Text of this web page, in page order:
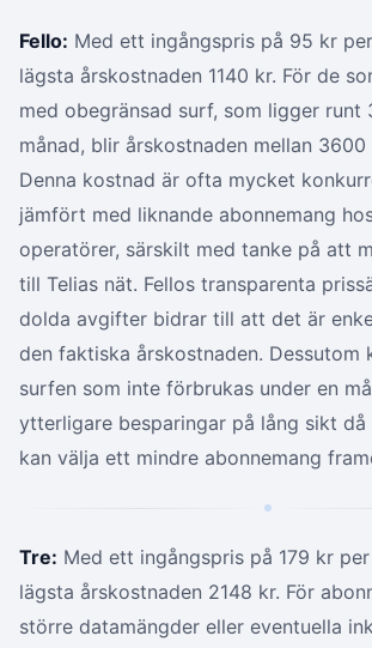
Fello: Med ett ingångspris på 95 kr
lägsta årskostnaden 1140 kr. För de
med obegränsad surf, som ligger
månad, blir årskostnaden mellan
Denna kostnad är ofta mycket
jämfört med liknande abonnemang
operatörer, särskilt med tanke på att
till Telias nät. Fellos transparenta
dolda avgifter bidrar till att det är
den faktiska årskostnaden. Dessutom
surfen som inte förbrukas under en
ytterligare besparingar på lång sikt då
kan välja ett mindre abonnemang
Tre: Med ett ingångspris på 179 kr
lägsta årskostnaden 2148 kr. För
större datamängder eller eventuella